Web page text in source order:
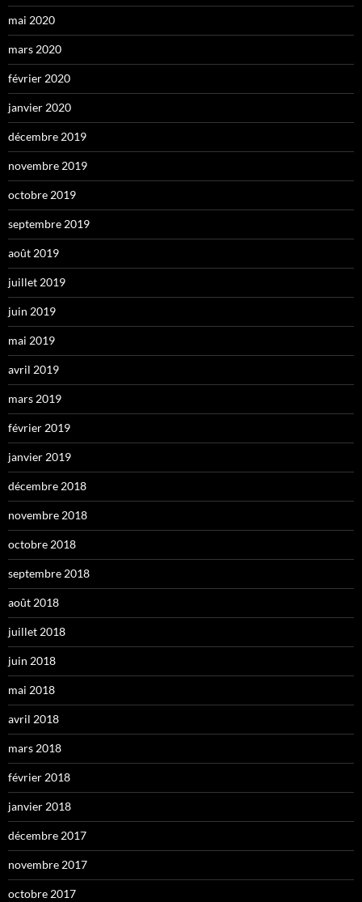
mai 2020
mars 2020
février 2020
janvier 2020
décembre 2019
novembre 2019
octobre 2019
septembre 2019
août 2019
juillet 2019
juin 2019
mai 2019
avril 2019
mars 2019
février 2019
janvier 2019
décembre 2018
novembre 2018
octobre 2018
septembre 2018
août 2018
juillet 2018
juin 2018
mai 2018
avril 2018
mars 2018
février 2018
janvier 2018
décembre 2017
novembre 2017
octobre 2017